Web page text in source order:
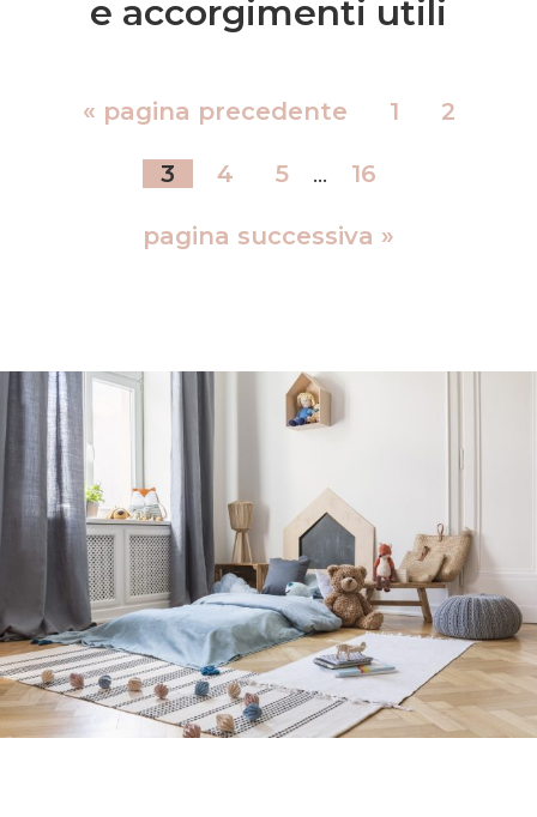
e accorgimenti utili
« pagina precedente 1 2
3 4 5 … 16
pagina successiva »